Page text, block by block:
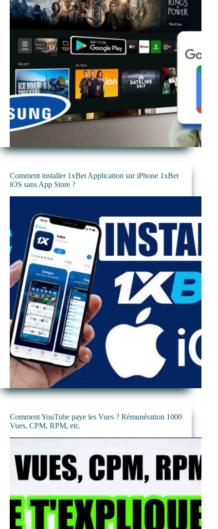
Comment installer 1xBet Application sur iPhone 1xBet
iOS sans App Store ?
Comment YouTube paye les Vues ? Rémunération 1000
Vues, CPM, RPM, etc.